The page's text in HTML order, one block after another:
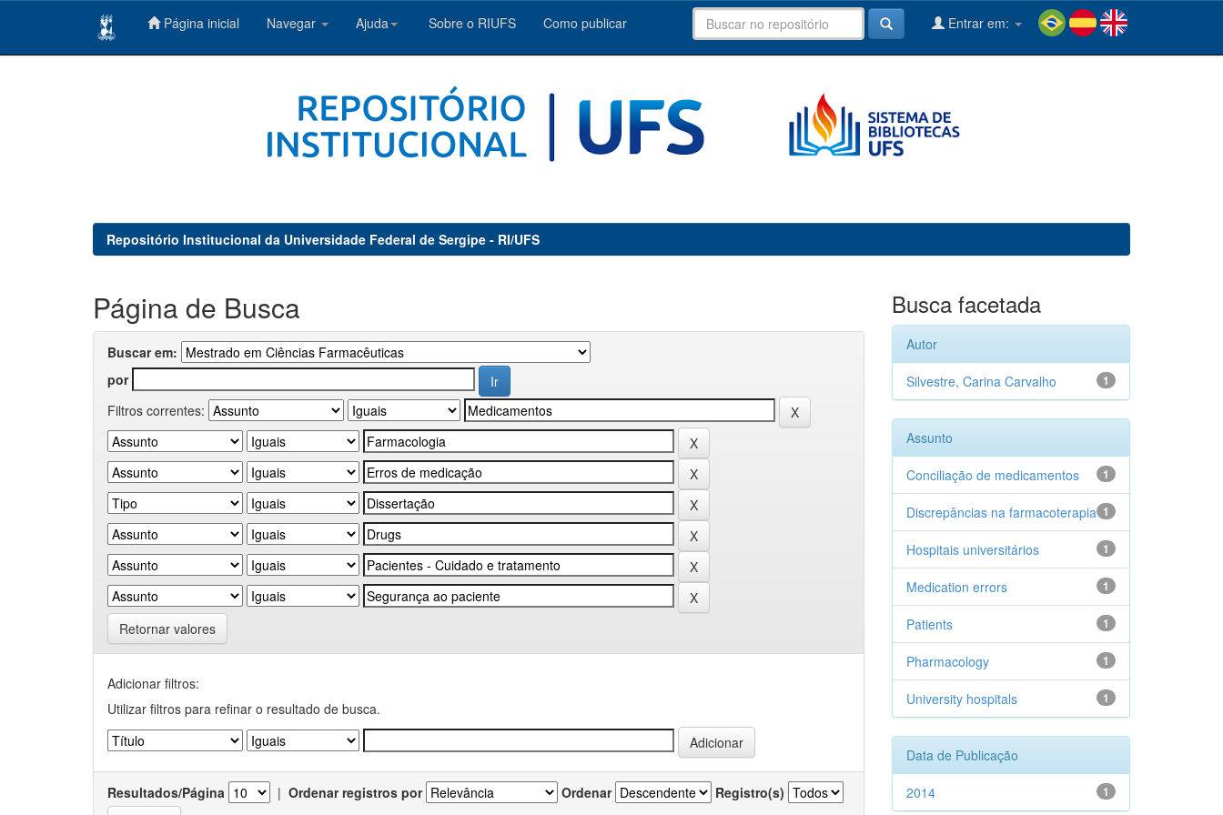
Página inicial Navegar Ajuda Sobre o RIUFS Como publicar Entrar em:
Repositório Institucional da Universidade Federal de Sergipe - RI/UFS
Página de Busca
Buscar em:
por
Filtros correntes:
Retornar valores
Adicionar filtros:
Utilizar filtros para refinar o resultado de busca.
Resultados/Página | Ordenar registros por Ordenar Registro(s)
Busca facetada
Autor
1
Silvestre, Carina Carvalho
Assunto
1
Conciliação de medicamentos
1
Discrepâncias na farmacoterapia
1
Hospitais universitários
1
Medication errors
1
Patients
1
Pharmacology
1
University hospitals
Data de Publicação
1
2014